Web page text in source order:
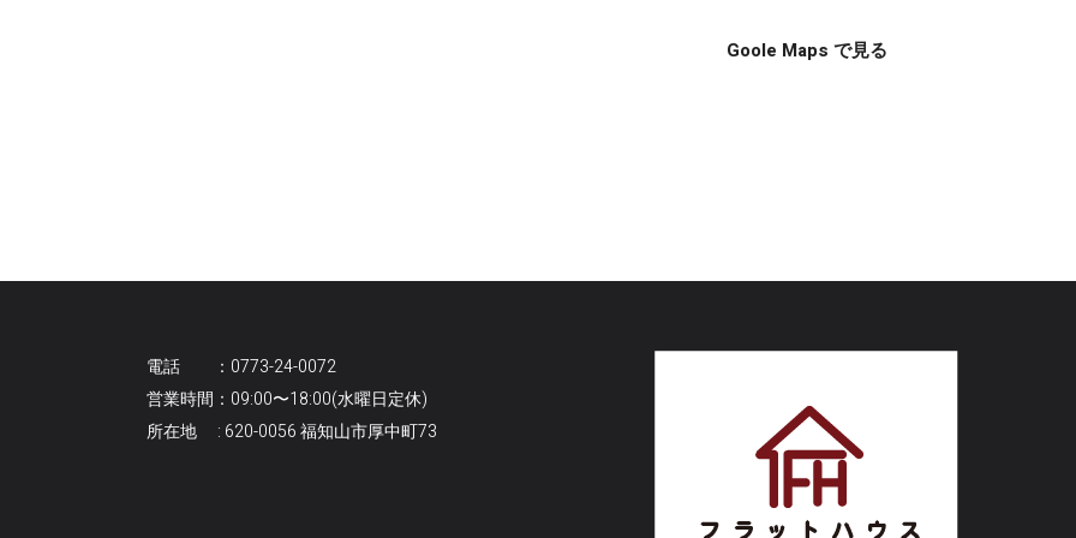
Goole Maps で見る
電話 ：0773-24-0072
営業時間：09:00〜18:00(水曜日定休)
所在地 : 620-0056 福知山市厚中町73